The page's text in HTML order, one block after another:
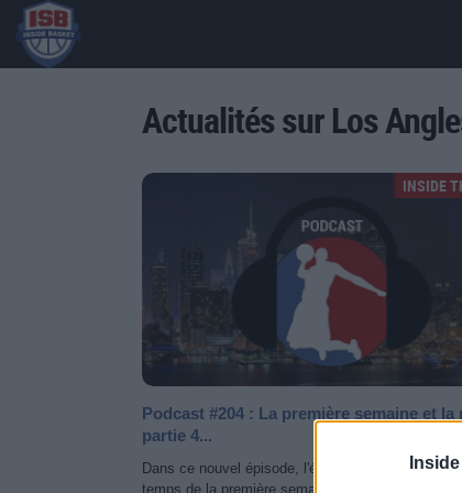
Actualités sur Los
INSIDE
Podcast #204 : La première semaine et la
partie 4...
Dans ce nouvel épisode, l'équipe discute dans un
temps de la première semaine de NBA, ce qu'on a